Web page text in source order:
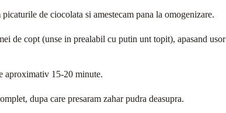
de ciocolata si amestecam pana la omogenizare.
de copt (unse in prealabil cu putin unt topit), apasand usor
aproximativ 15-20 minute.
dupa care presaram zahar pudra deasupra.